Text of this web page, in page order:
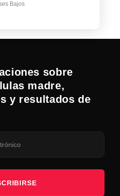
Bajos
sobre
madre,
y resultados de